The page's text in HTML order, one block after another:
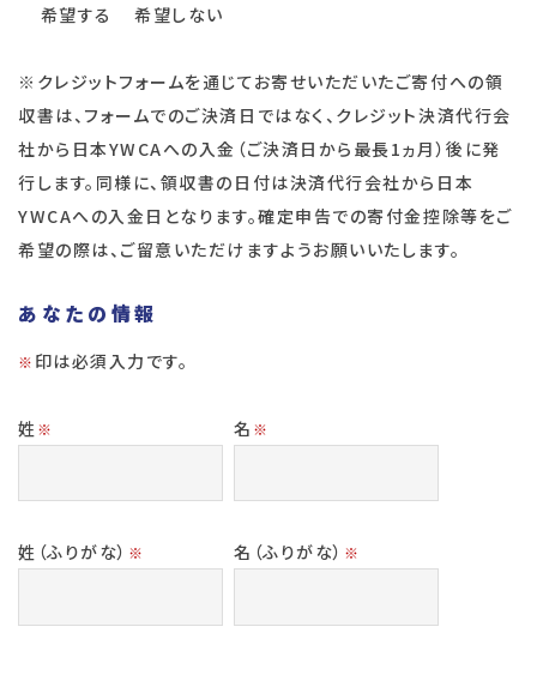
希望する
希望しない
※クレジットフォームを通じてお寄せいただいたご寄付への領
収書は、フォームでのご決済日ではなく、クレジット決済代行会
社から日本YWCAへの入金（ご決済日から最長1ヵ月）後に発
行します。同様に、領収書の日付は決済代行会社から日本
YWCAへの入金日となります。確定申告での寄付金控除等をご
希望の際は、ご留意いただけますようお願いいたします。
あなたの情報
※ 印は必須入力です。
姓 ※ 名 ※
姓（ふりがな） ※ 名（ふりがな） ※